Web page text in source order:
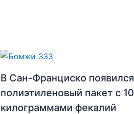
В Сан-Франциско появился
полиэтиленовый пакет с 10
килограммами фекалий